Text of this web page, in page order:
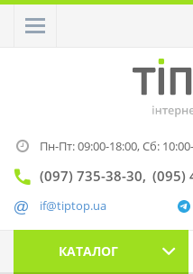
Пн-Пт: 09:00-18:00,Сб:
(097) 735-38-30 (095)
if@tiptop.ua
КАТАЛОГ